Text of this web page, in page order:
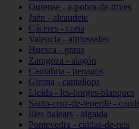
Ourense - a-pobra-de-trives
Jaén - alcaudete
Cáceres - coria
Valencia - almussafes
Huesca - graus
Zaragoza - alagón
Cantabria - penagos
Girona - cantallops
Lleida - les-borges-blanques
Santa-cruz-de-tenerife -
Illes-balears - algaida
Pontevedra - caldas-de-reis